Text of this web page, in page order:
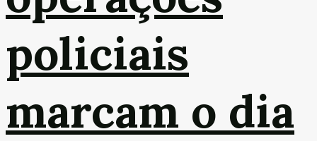
policiais
marcam o dia